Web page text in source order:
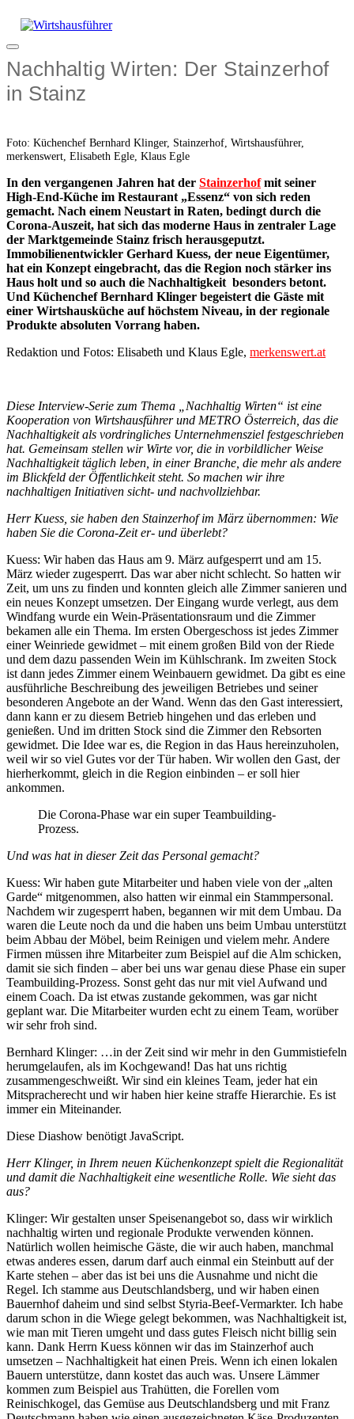
Inhalt
Menü
Nachhaltig Wirten: Der Stainzerhof
in Stainz
Foto: Küchenchef Bernhard Klinger, Stainzerhof, Wirtshausführer,
merkenswert, Elisabeth Egle, Klaus Egle
In den vergangenen Jahren hat der Stainzerhof mit seiner
High-End-Küche im Restaurant „Essenz“ von sich reden
gemacht. Nach einem Neustart in Raten, bedingt durch die
Corona-Auszeit, hat sich das moderne Haus in zentraler Lage
der Marktgemeinde Stainz frisch herausgeputzt.
Immobilienentwickler Gerhard Kuess, der neue Eigentümer,
hat ein Konzept eingebracht, das die Region noch stärker ins
Haus holt und so auch die Nachhaltigkeit besonders betont.
Und Küchenchef Bernhard Klinger begeistert die Gäste mit
einer Wirtshausküche auf höchstem Niveau, in der regionale
Produkte absoluten Vorrang haben.
Redaktion und Fotos: Elisabeth und Klaus Egle, merkenswert.at
Diese Interview-Serie zum Thema „Nachhaltig Wirten“ ist eine
Kooperation von Wirtshausführer und METRO Österreich, das die
Nachhaltigkeit als vordringliches Unternehmensziel festgeschrieben
hat. Gemeinsam stellen wir Wirte vor, die in vorbildlicher Weise
Nachhaltigkeit täglich leben, in einer Branche, die mehr als andere
im Blickfeld der Öffentlichkeit steht. So machen wir ihre
nachhaltigen Initiativen sicht- und nachvollziehbar.
Herr Kuess, sie haben den Stainzerhof im März übernommen: Wie
haben Sie die Corona-Zeit er- und überlebt?
Kuess: Wir haben das Haus am 9. März aufgesperrt und am 15.
März wieder zugesperrt. Das war aber nicht schlecht. So hatten wir
Zeit, um uns zu finden und konnten gleich alle Zimmer sanieren und
ein neues Konzept umsetzen. Der Eingang wurde verlegt, aus dem
Windfang wurde ein Wein-Präsentationsraum und die Zimmer
bekamen alle ein Thema. Im ersten Obergeschoss ist jedes Zimmer
einer Weinriede gewidmet – mit einem großen Bild von der Riede
und dem dazu passenden Wein im Kühlschrank. Im zweiten Stock
ist dann jedes Zimmer einem Weinbauern gewidmet. Da gibt es eine
ausführliche Beschreibung des jeweiligen Betriebes und seiner
besonderen Angebote an der Wand. Wenn das den Gast interessiert,
dann kann er zu diesem Betrieb hingehen und das erleben und
genießen. Und im dritten Stock sind die Zimmer den Rebsorten
gewidmet. Die Idee war es, die Region in das Haus hereinzuholen,
weil wir so viel Gutes vor der Tür haben. Wir wollen den Gast, der
hierherkommt, gleich in die Region einbinden – er soll hier
ankommen.
Die Corona-Phase war ein super Teambuilding-
Prozess.
Und was hat in dieser Zeit das Personal gemacht?
Kuess: Wir haben gute Mitarbeiter und haben viele von der „alten
Garde“ mitgenommen, also hatten wir einmal ein Stammpersonal.
Nachdem wir zugesperrt haben, begannen wir mit dem Umbau. Da
waren die Leute noch da und die haben uns beim Umbau unterstützt
beim Abbau der Möbel, beim Reinigen und vielem mehr. Andere
Firmen müssen ihre Mitarbeiter zum Beispiel auf die Alm schicken,
damit sie sich finden – aber bei uns war genau diese Phase ein super
Teambuilding-Prozess. Sonst geht das nur mit viel Aufwand und
einem Coach. Da ist etwas zustande gekommen, was gar nicht
geplant war. Die Mitarbeiter wurden echt zu einem Team, worüber
wir sehr froh sind.
Bernhard Klinger: …in der Zeit sind wir mehr in den Gummistiefeln
herumgelaufen, als im Kochgewand! Das hat uns richtig
zusammengeschweißt. Wir sind ein kleines Team, jeder hat ein
Mitspracherecht und wir haben hier keine straffe Hierarchie. Es ist
immer ein Miteinander.
Diese Diashow benötigt JavaScript.
Herr Klinger, in Ihrem neuen Küchenkonzept spielt die Regionalität
und damit die Nachhaltigkeit eine wesentliche Rolle. Wie sieht das
aus?
Klinger: Wir gestalten unser Speisenangebot so, dass wir wirklich
nachhaltig wirten und regionale Produkte verwenden können.
Natürlich wollen heimische Gäste, die wir auch haben, manchmal
etwas anderes essen, darum darf auch einmal ein Steinbutt auf der
Karte stehen – aber das ist bei uns die Ausnahme und nicht die
Regel. Ich stamme aus Deutschlandsberg, und wir haben einen
Bauernhof daheim und sind selbst Styria-Beef-Vermarkter. Ich habe
darum schon in die Wiege gelegt bekommen, was Nachhaltigkeit ist,
wie man mit Tieren umgeht und dass gutes Fleisch nicht billig sein
kann. Dank Herrn Kuess können wir das im Stainzerhof auch
umsetzen – Nachhaltigkeit hat einen Preis. Wenn ich einen lokalen
Bauern unterstütze, dann kostet das auch was. Unsere Lämmer
kommen zum Beispiel aus Trahütten, die Forellen vom
Reinischkogel, das Gemüse aus Deutschlandsberg und mit Franz